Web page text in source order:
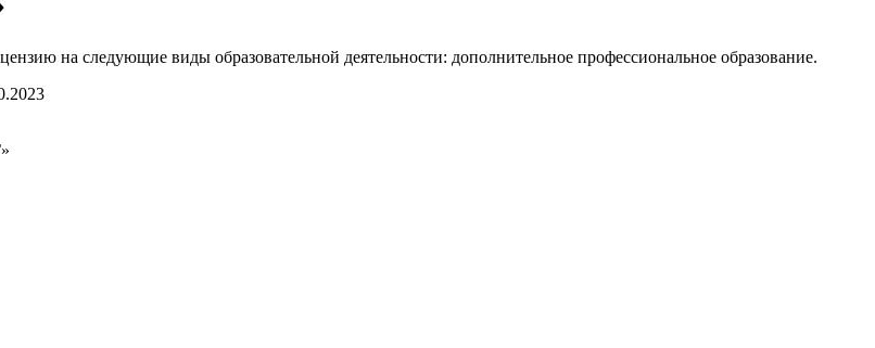
на следующие виды образовательной деятельности: дополнительное профессиональное образование.